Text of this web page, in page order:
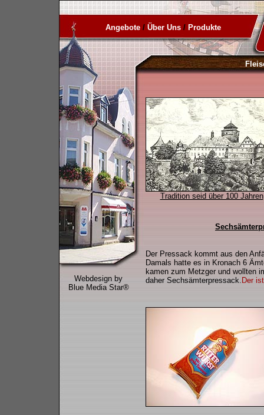
Angebote / Über Uns / Produkte
Tradition seid über 100 Jahren
Der Pressack kommt aus den
Damals hatte es in Kronach 6
kamen zum Metzger und wollten
daher Sechsämterpressack.Derist
Webdesign by
Blue Media Star®